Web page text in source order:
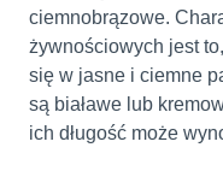
ciemnobrązowe.
żywnościowych jest
się w jasne i ciemne
są białawe lub
ich długość może